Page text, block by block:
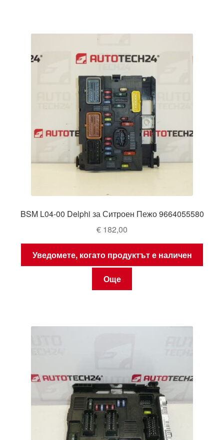
BSM L04-00 Delphi за Ситроен Пежо 9664055580
€ 182,00
Уведомете, когато продуктът е наличен
Още